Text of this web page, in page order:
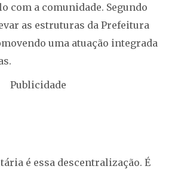
com a comunidade. Segundo
as estruturas da Prefeitura
uma atuação integrada
Publicidade
é essa descentralização. É